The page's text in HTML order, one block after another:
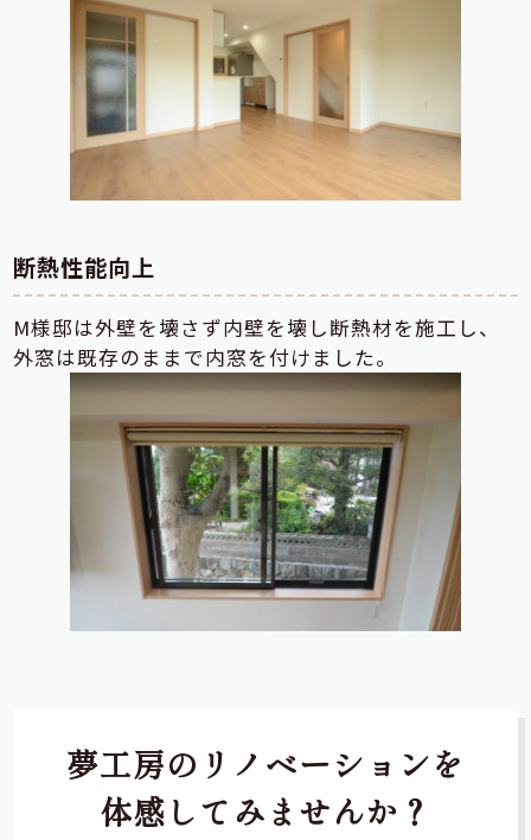
断熱性能向上
M様邸は外壁を壊さず内壁を壊し断熱材を施工し、
外窓は既存のままで内窓を付けました。
夢工房のリノベーションを
体感してみませんか？